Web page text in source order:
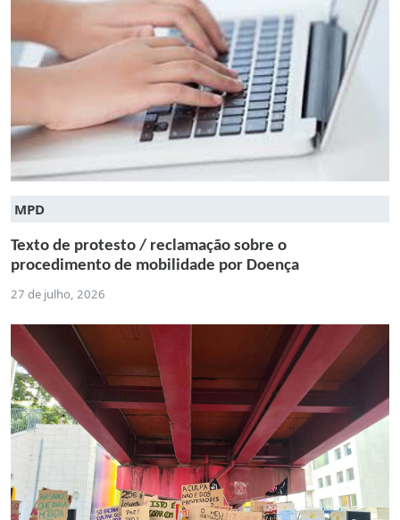
MPD
Texto de protesto / reclamação sobre o
procedimento de mobilidade por Doença
27 de julho, 2026